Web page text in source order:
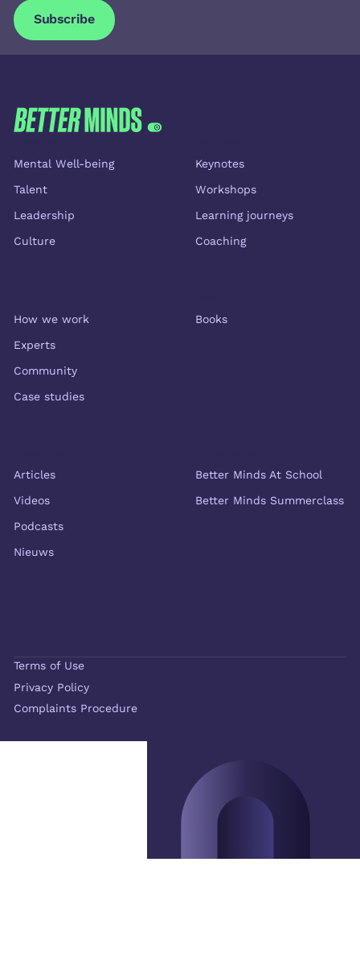
Subscribe
Subscribe
FOOTER
Mental Well-being
Talent
Leadership
Culture
Keynotes
Workshops
Learning journeys
Coaching
How we work
Experts
Community
Case studies
Books
Articles
Videos
Podcasts
Nieuws
Better Minds At School
Better Minds Summerclass
Terms of Use
Privacy Policy
Complaints Procedure